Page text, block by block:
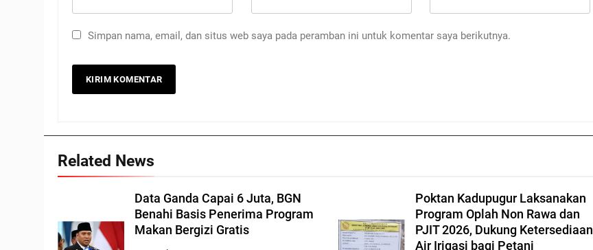
Simpan nama, email, dan situs web saya pada peramban ini untuk komentar saya berikutnya.
Related News
Data Ganda Capai 6 Juta, BGN
Benahi Basis Penerima Program
Makan Bergizi Gratis
Poktan Kadupugur Laksanakan
Program Oplah Non Rawa dan
PJIT 2026, Dukung Ketersediaan
Air Irigasi bagi Petani